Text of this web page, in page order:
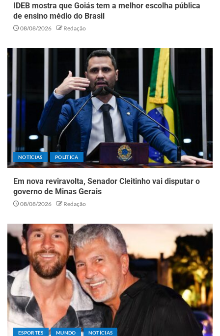
IDEB mostra que Goiás tem a melhor escolha pública
de ensino médio do Brasil
08/08/2026 Redação
NOTÍCIAS POLÍTICA
Em nova reviravolta, Senador Cleitinho vai disputar o
governo de Minas Gerais
08/08/2026 Redação
ESPORTES MUNDO NOTÍCIAS